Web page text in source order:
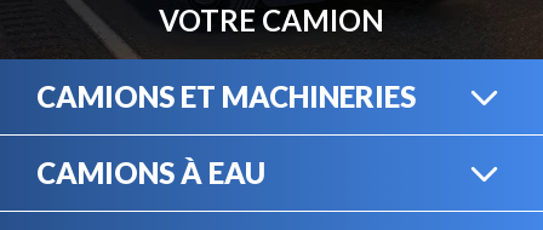
VOTRE CAMION
CAMIONS ET MACHINERIES
CAMIONS À EAU